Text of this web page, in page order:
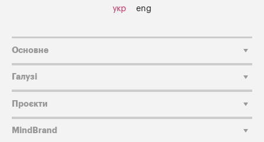
укр eng
Основне
Галузі
Проєкти
MindBrand